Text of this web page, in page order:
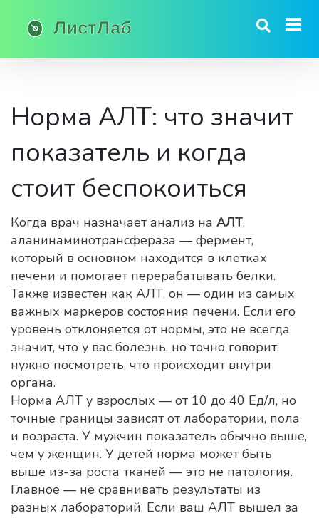
Норма АЛТ: что значит
показатель и когда
стоит беспокоиться
Когда врач назначает анализ на АЛТ,
аланинаминотрансфераза — фермент,
который в основном находится в клетках
печени и помогает перерабатывать белки.
Также известен как АЛТ, он — один из самых
важных маркеров состояния печени. Если его
уровень отклоняется от нормы, это не всегда
значит, что у вас болезнь, но точно говорит:
нужно посмотреть, что происходит внутри
органа.
Норма АЛТ у взрослых — от 10 до 40 Ед/л, но
точные границы зависят от лаборатории, пола
и возраста. У мужчин показатель обычно выше,
чем у женщин. У детей норма может быть
выше из-за роста тканей — это не патология.
Главное — не сравнивать результаты из
разных лабораторий. Если ваш АЛТ вышел за